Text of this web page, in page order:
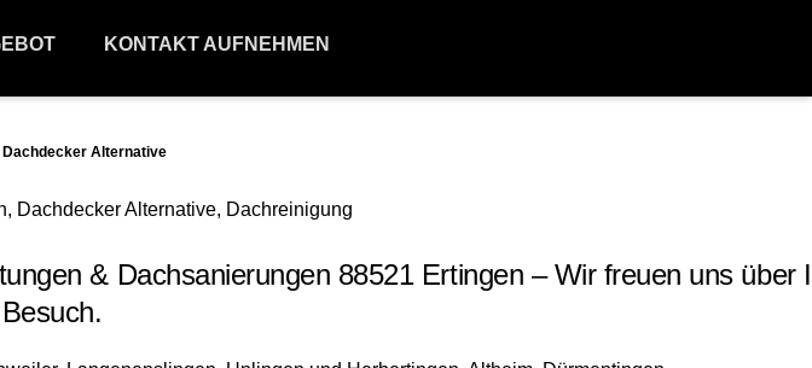
KONTAKT AUFNEHMEN
Dachdecker Alternative
& Dachsanierungen 88521 Ertingen – Wir freuen uns über
Besuch.